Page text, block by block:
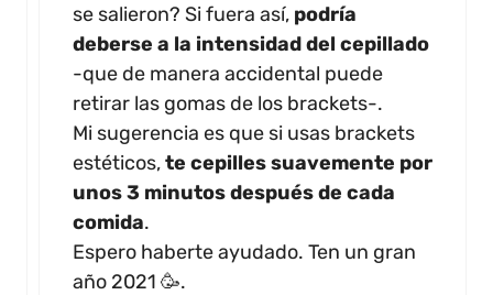
se salieron? Si fuera así, podría
deberse a la intensidad del cepillado
-que de manera accidental puede
retirar las gomas de los brackets-.
Mi sugerencia es que si usas brackets
estéticos,te cepilles suavemente por
unos 3 minutos después de cada
comida.
Espero haberte ayudado. Ten un gran
año 2021 🥳.